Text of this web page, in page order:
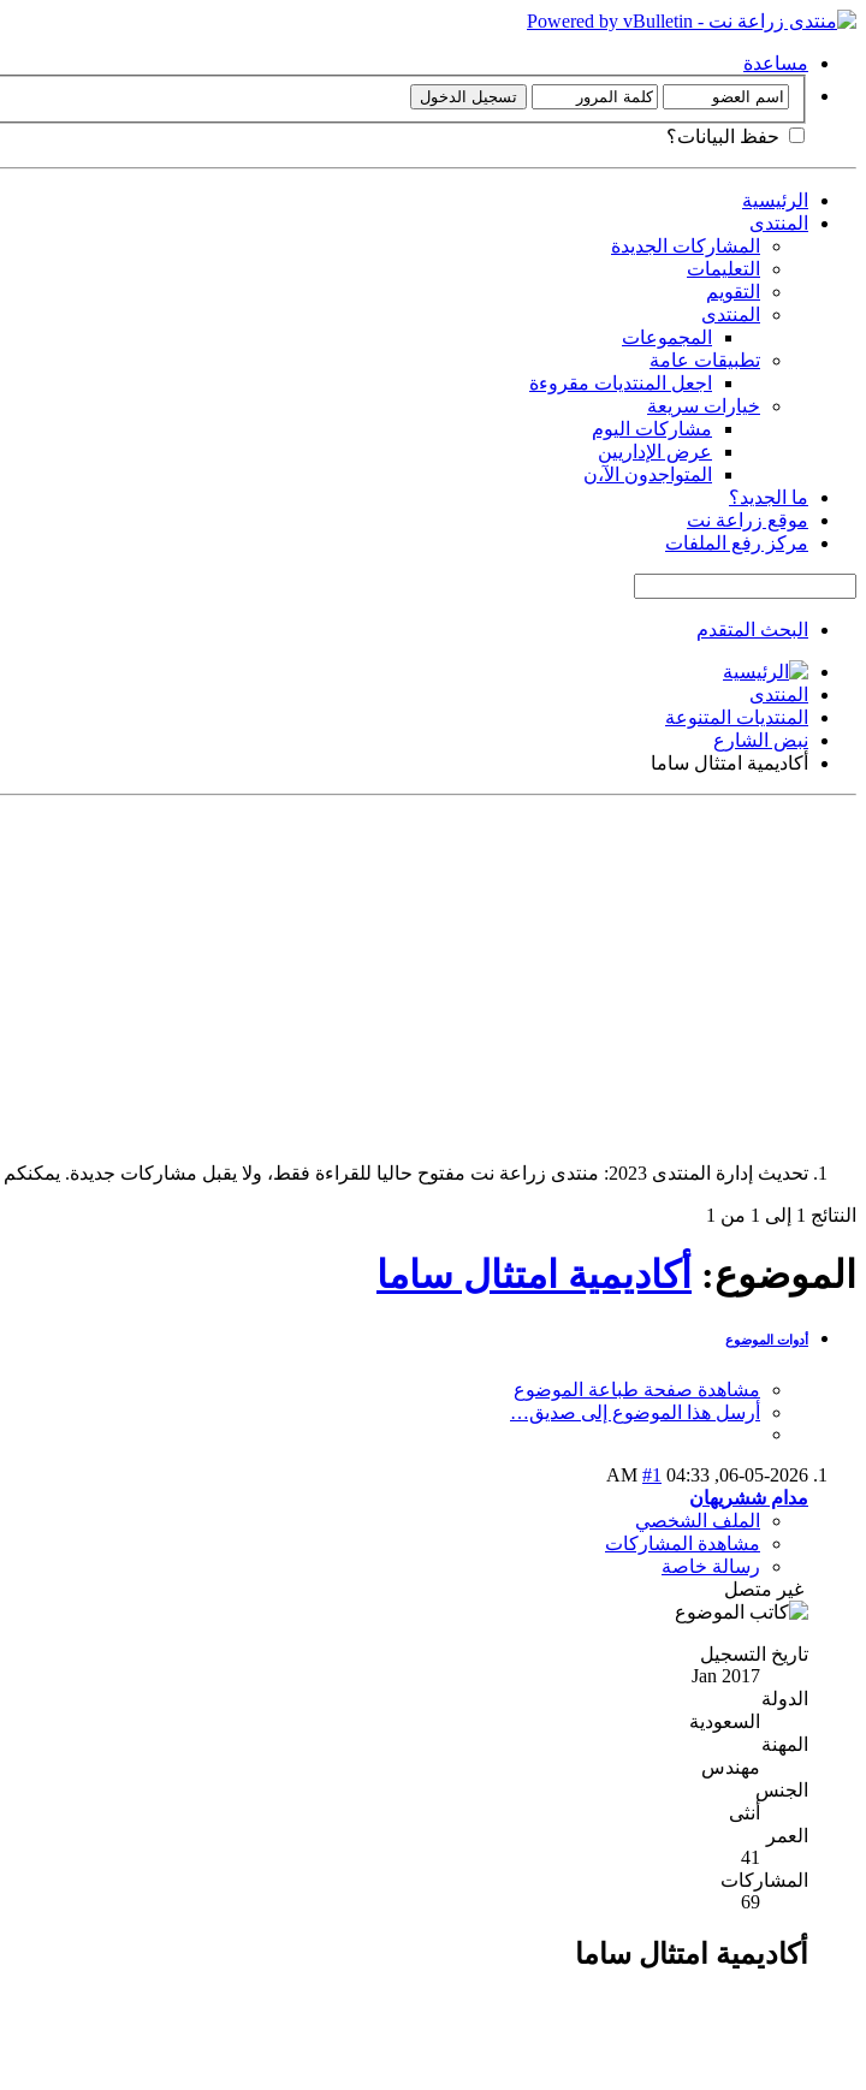
مساعدة
حفظ البيانات؟
الرئيسية
المنتدى
المشاركات الجديدة
التعليمات
التقويم
المنتدى
المجموعات
تطبيقات عامة
اجعل المنتديات مقروءة
خيارات سريعة
مشاركات اليوم
عرض الإداريين
المتواجدون الآ،ن
ما الجديد؟
موقع زراعة نت
مركز رفع الملفات
البحث المتقدم
المنتدى
المنتديات المتنوعة
نبض الشارع
أكاديمية امتثال ساما
تحديث إدارة المنتدى 2023: منتدى زراعة نت مفتوح حاليا للقراءة فقط، ولا يقبل مشاركات جديدة. يمكنكم استخدام الشريط الظاهر أعلاه للبحث في كافة مواضيع المدوّنة والمنتدى.
النتائج 1 إلى 1 من 1
الموضوع: أكاديمية امتثال ساما
أدوات الموضوع
مشاهدة صفحة طباعة الموضوع
أرسل هذا الموضوع إلى صديق…
06-05-2026,
04:33 AM
#1
مدام ششريهان
الملف الشخصي
مشاهدة المشاركات
رسالة خاصة
غير متصل
تاريخ التسجيل
Jan 2017
الدولة
السعودية
المهنة
مهندس
الجنس
أنثى
العمر
41
المشاركات
69
أكاديمية امتثال ساما